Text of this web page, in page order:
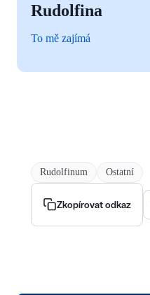
Rudolfina
To mě zajímá
Rudolfinum Ostatní
Zkopírovat odkaz